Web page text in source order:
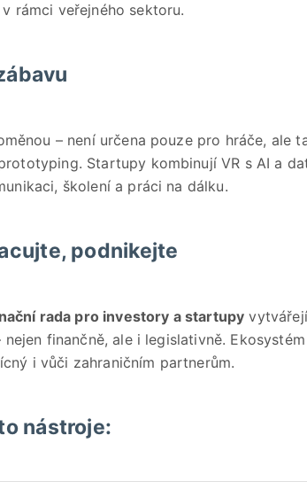
rámci veřejného sektoru.
– není určena pouze pro hráče, ale
Startupy kombinují VR s AI a
školení a práci na dálku.
podnikejte
rada pro investory a startupy
finančně, ale i legislativně.
i vůči zahraničním partnerům.
nástroje: